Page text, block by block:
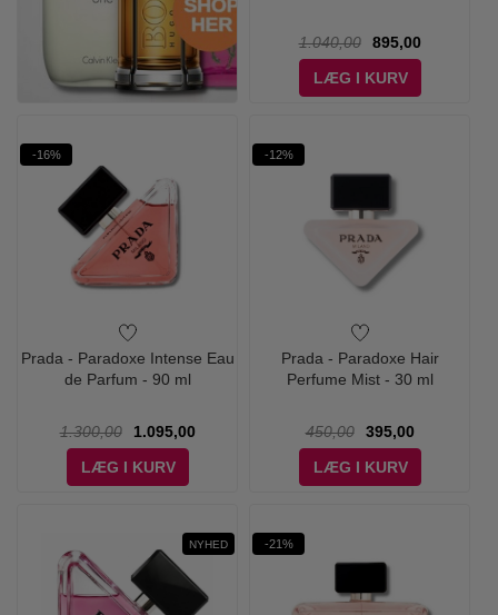
1.040,00
895,00
LÆG I KURV
-16%
Prada - Paradoxe Intense Eau
de Parfum - 90 ml
1.300,00
1.095,00
LÆG I KURV
-12%
Prada - Paradoxe Hair
Perfume Mist - 30 ml
450,00
395,00
LÆG I KURV
NYHED -21%